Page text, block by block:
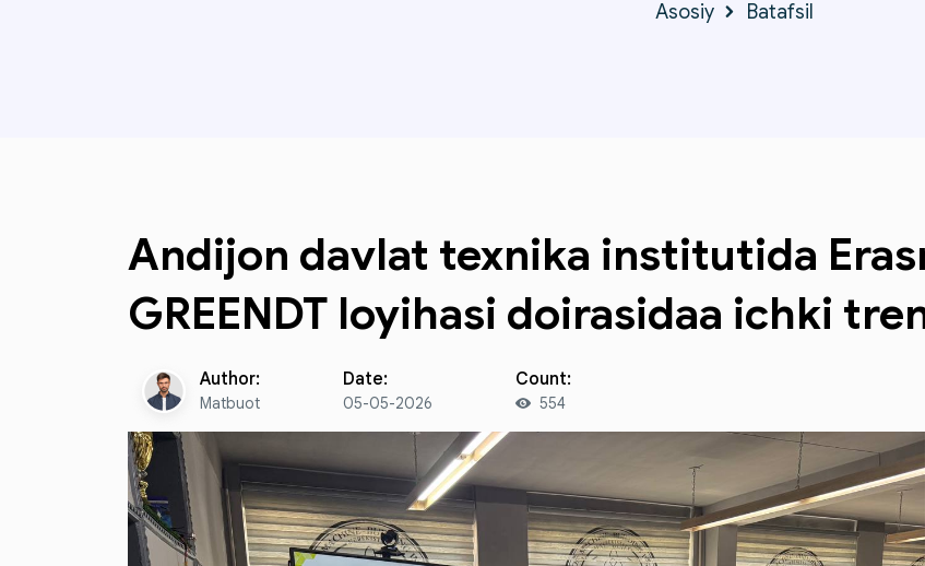
Asosiy Batafsil
Andijon davlat texnika institutida
GREENDT loyihasi doirasidaa ichki
Author:
Matbuot
Date:
05-05-2026
Count:
554